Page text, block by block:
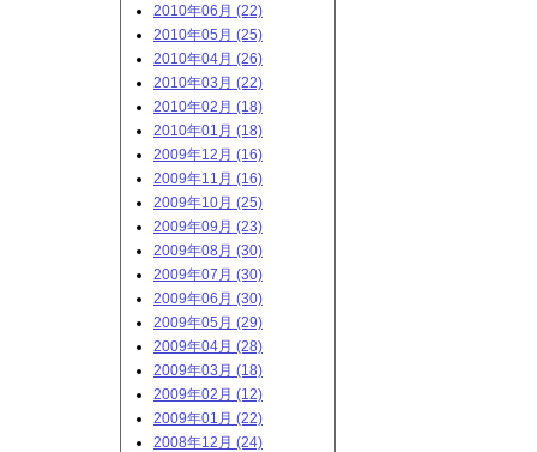
2010年06月 (22)
2010年05月 (25)
2010年04月 (26)
2010年03月 (22)
2010年02月 (18)
2010年01月 (18)
2009年12月 (16)
2009年11月 (16)
2009年10月 (25)
2009年09月 (23)
2009年08月 (30)
2009年07月 (30)
2009年06月 (30)
2009年05月 (29)
2009年04月 (28)
2009年03月 (18)
2009年02月 (12)
2009年01月 (22)
2008年12月 (24)